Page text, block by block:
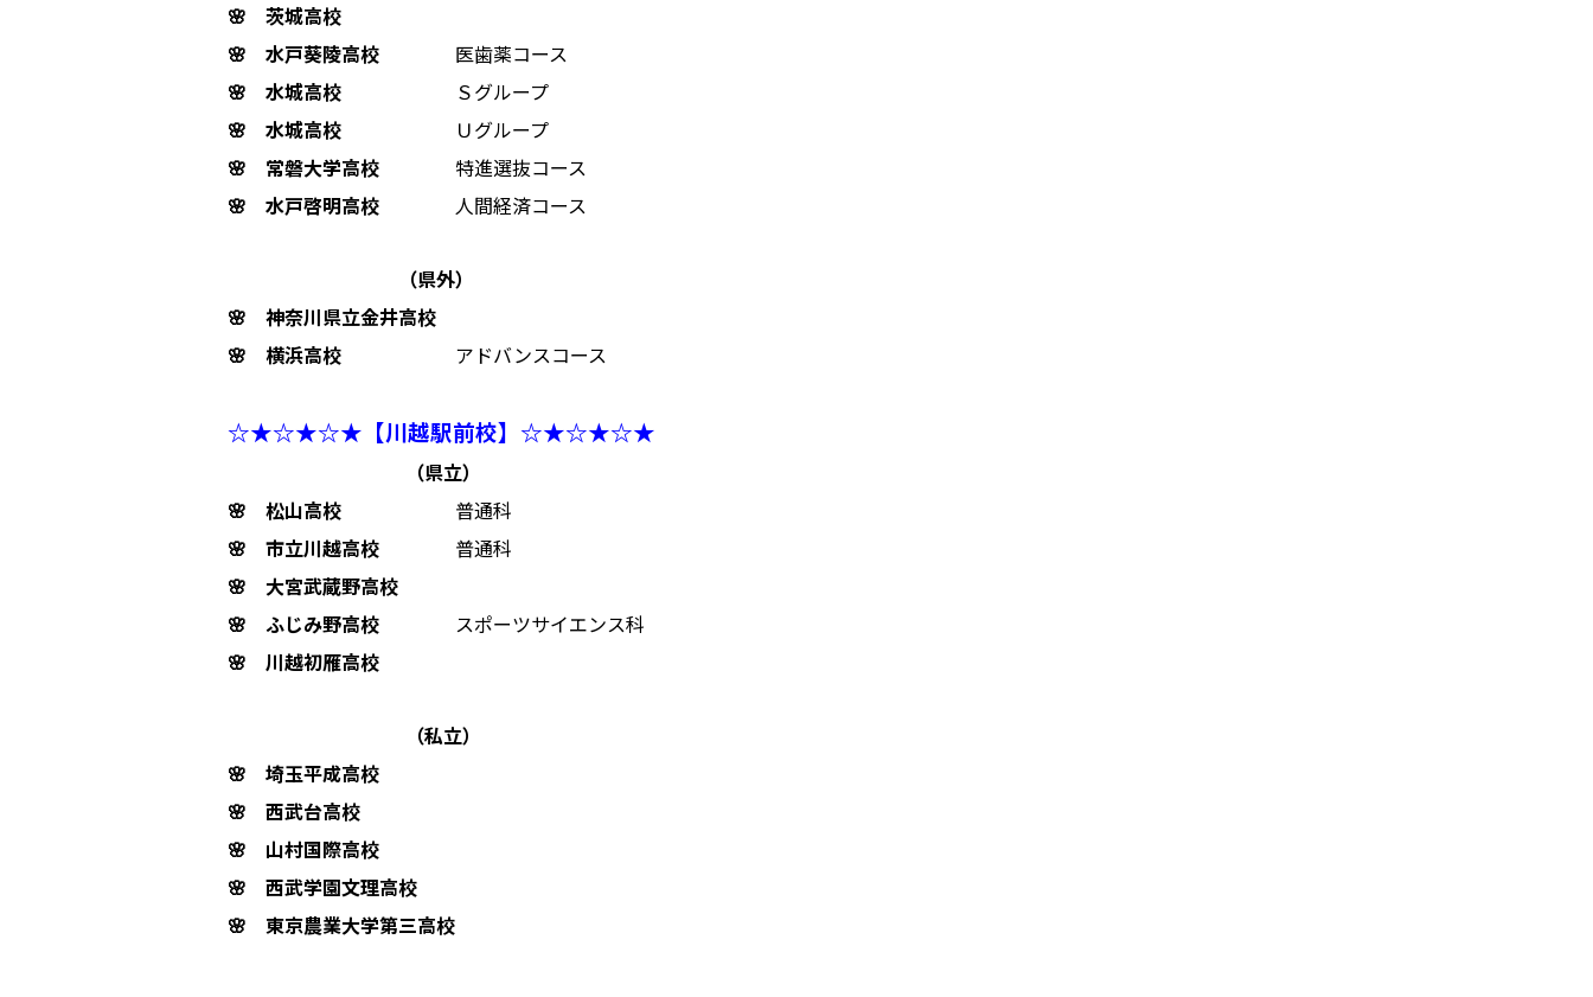
🌸 茨城高校
🌸 水戸葵陵高校 医歯薬コース
🌸 水城高校
Ｓグループ
🌸 水城高校
Ｕグループ
🌸 常磐大学高校 特進選抜コース
🌸 水戸啓明高校 人間経済コース
（県外）
🌸 神奈川県立金井高校
🌸 横浜高校 アドバンスコース
☆★☆★☆★【川越駅前校】☆★☆★☆★
（県立）
🌸 松山高校 普通科
🌸 市立川越高校 普通科
🌸 大宮武蔵野高校
🌸 ふじみ野高校 スポーツサイエンス科
🌸 川越初雁高校
（私立）
🌸 埼玉平成高校
🌸 西武台高校
🌸 山村国際高校
🌸 西武学園文理高校
🌸 東京農業大学第三高校